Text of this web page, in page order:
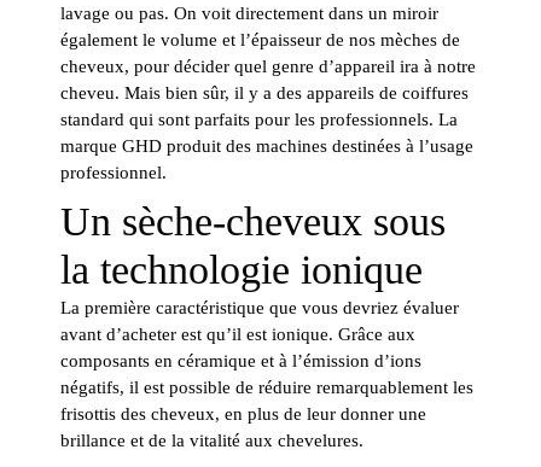
lavage ou pas. On voit directement dans un miroir
également le volume et l’épaisseur de nos mèches de
cheveux, pour décider quel genre d’appareil ira à notre
cheveu. Mais bien sûr, il y a des appareils de coiffures
standard qui sont parfaits pour les professionnels. La
marque GHD produit des machines destinées à l’usage
professionnel.
Un sèche-cheveux sous
la technologie ionique
La première caractéristique que vous devriez évaluer
avant d’acheter est qu’il est ionique. Grâce aux
composants en céramique et à l’émission d’ions
négatifs, il est possible de réduire remarquablement les
frisottis des cheveux, en plus de leur donner une
brillance et de la vitalité aux chevelures.